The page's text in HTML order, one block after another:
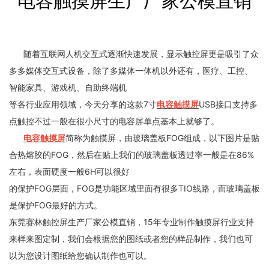
随着互联网人机交互式逐渐快速发展，显示触控屏更是吸引了众
多多媒体交互式设备，除了多媒体一体机以外还有，医疗、工控、
智能家具、游戏机、自助终端机
等各行业应用领域，今天分享的这款7寸电容触摸屏USB接口支持多
点触控不过一般在很小尺寸的电容屏单点基本上就够了。
电容触摸屏简称为触摸屏，由玻璃盖板FOG组成，以下图片是贴
合热熔胶的FOG，然后在贴上我们的玻璃盖板透过率一般是在86%
左右，表面硬度一般6H可以很好
的保护FOG层面，FOG是功能区域里面有很多TIO线路，而玻璃盖板
是保护FOG最好的方式。
东莞赛林触控屏生产厂家公模直销，15年专业制作触摸屏行业支持
来样来图定制，我们会根据您的图纸或者您的样品制作，我们也可
以为您设计图纸给您确认制作也可以。